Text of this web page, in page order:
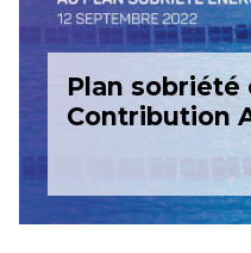
Plan sobriété
Contribution